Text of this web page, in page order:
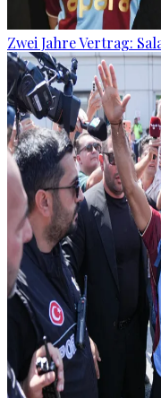
Zwei Jahre Vertrag: